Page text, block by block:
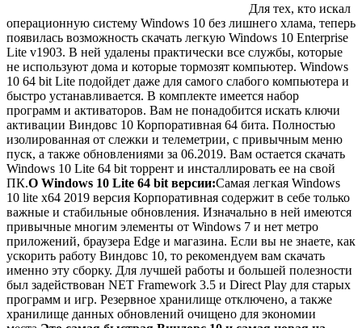
Для тех, кто искал
операционную систему Windows 10 без лишнего хлама, теперь
появилась возможность скачать легкую Windows 10 Enterprise
Lite v1903. В ней удалены практически все службы, которые
не используют дома и которые тормозят компьютер. Windows
10 64 bit Lite подойдет даже для самого слабого компьютера и
быстро устанавливается. В комплекте имеется набор
программ и активаторов. Вам не понадобится искать ключи
активации Виндовс 10 Корпоративная 64 бита. Полностью
изолированная от слежки и телеметрии, с привычным меню
пуск, а также обновлениями за 06.2019. Вам остается скачать
Windows 10 Lite 64 bit торрент и инсталлировать ее на свой
ПК.О Windows 10 Lite 64 bit версии:Самая легкая Windows
10 lite x64 2019 версия Корпоративная содержит в себе только
важные и стабильные обновления. Изначально в ней имеются
привычные многим элементы от Windows 7 и нет метро
приложений, браузера Edge и магазина. Если вы не знаете, как
ускорить работу Виндовс 10, то рекомендуем вам скачать
именно эту сборку. Для лучшей работы и большей полезности
был задействован NET Framework 3.5 и Direct Play для старых
программ и игр. Резервное хранилище отключено, а также
хранилище данных обновлений очищено для экономии